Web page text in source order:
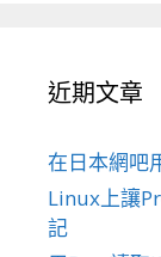
近期文章
在日本網吧
Linux上讓
記